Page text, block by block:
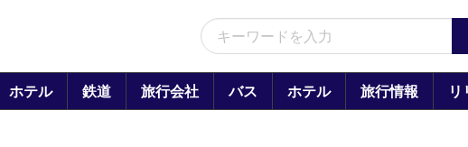
ホテル 鉄道 旅行会社 バス ホテル 旅行情報 リ